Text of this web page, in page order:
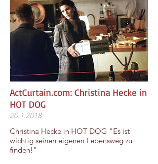
ActCurtain.com: Christina Hecke in
HOT DOG
20.1.2018
Christina Hecke in HOT DOG "Es ist
wichtig seinen eigenen Lebensweg zu
finden!"